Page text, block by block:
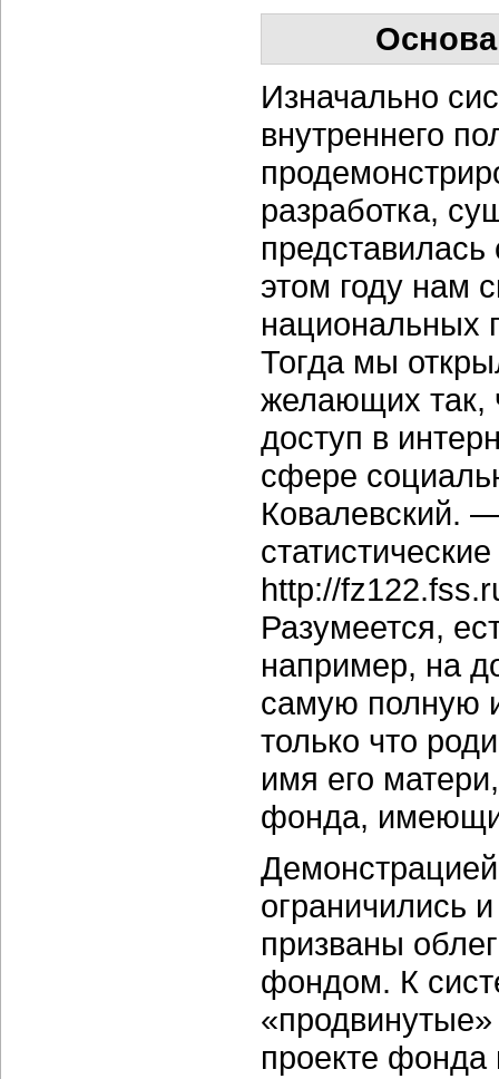
Основа
Изначально
внутреннего
разработка,
этом году нам
национальных
Тогда мы
желающих так,
доступ в
сфере
Ковалевский.
http://
Разумеется,
например, на
самую полную
только что
имя его
фонда,
ограничились
призваны
фондом. К
проекте фонда